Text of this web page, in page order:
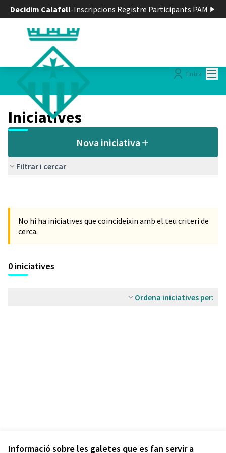
Informació sobre les galetes que es fan servir a
Decidim Calafell-Inscripcions Registre Participants PAM
Entra
Iniciatives
Nova iniciativa
Filtrar i cercar
No hi ha iniciatives que coincideixin amb el teu criteri de
cerca.
0 iniciatives
Ordena iniciatives per: